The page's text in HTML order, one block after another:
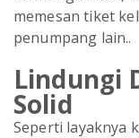
memesan tiket
penumpang lain..
Lindungi
Solid
Seperti layaknya